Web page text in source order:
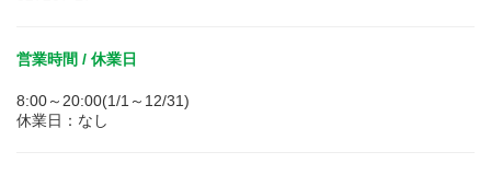
営業時間 / 休業日
8:00～20:00(1/1～12/31)
休業日：なし